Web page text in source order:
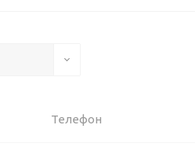
Телефон